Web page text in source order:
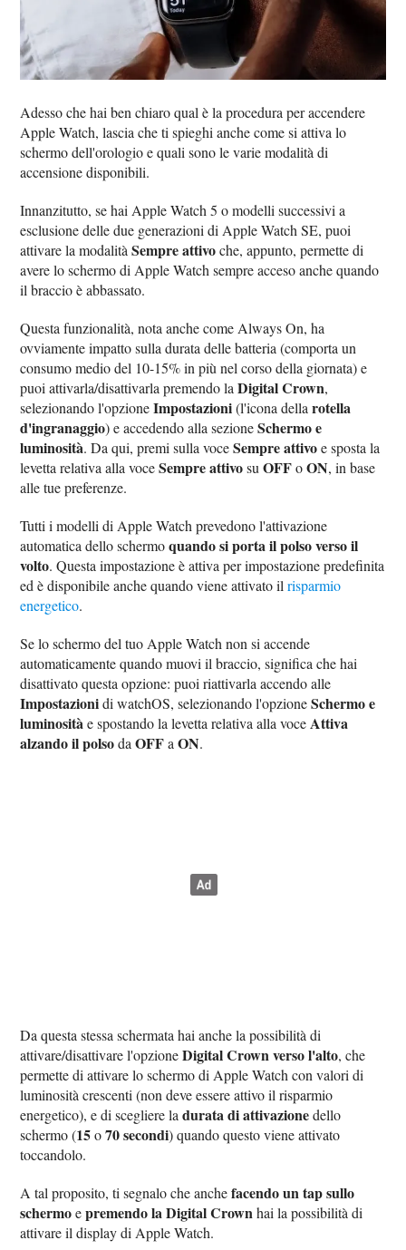
Adesso che hai ben chiaro qual è la procedura per accendere
Apple Watch, lascia che ti spieghi anche come si attiva lo
schermo dell'orologio e quali sono le varie modalità di
accensione disponibili.
Innanzitutto, se hai Apple Watch 5 o modelli successivi a
esclusione delle due generazioni di Apple Watch SE, puoi
attivare la modalitàSempre attivoche, appunto, permette di
avere lo schermo di Apple Watch sempre acceso anche quando
il braccio è abbassato.
Questa funzionalità, nota anche come Always On, ha
ovviamente impatto sulla durata delle batteria (comporta un
consumo medio del 10-15% in più nel corso della giornata) e
puoi attivarla/disattivarla premendo laDigital Crown,
selezionando l'opzioneImpostazioni(l'icona dellarotella
d'ingranaggio) e accedendo alla sezioneSchermo e
luminosità. Da qui, premi sulla voceSempre attivoe sposta la
levetta relativa alla voceSempre attivosuOFFoON, in base
alle tue preferenze.
Tutti i modelli di Apple Watch prevedono l'attivazione
automatica dello schermoquando si porta il polso verso il
volto. Questa impostazione è attiva per impostazione predefinita
ed è disponibile anche quando viene attivato ilrisparmio
energetico.
Se lo schermo del tuo Apple Watch non si accende
automaticamente quando muovi il braccio, significa che hai
disattivato questa opzione: puoi riattivarla accendo alle
Impostazionidi watchOS, selezionando l'opzioneSchermo e
luminositàe spostando la levetta relativa alla voce Attiva
alzando il polsodaOFFaON.
Da questa stessa schermata hai anche la possibilità di
attivare/disattivare l'opzioneDigital Crown verso l'alto, che
permette di attivare lo schermo di Apple Watch con valori di
luminosità crescenti (non deve essere attivo il risparmio
energetico), e di scegliere ladurata di attivazionedello
schermo (15o70 secondi) quando questo viene attivato
toccandolo.
A tal proposito, ti segnalo che anchefacendo un tap sullo
schermoepremendo la Digital Crownhai la possibilità di
attivare il display di Apple Watch.